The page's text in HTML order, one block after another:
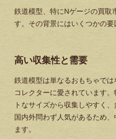
鉄道模型、特にNゲージの買取
す。その背景にはいくつかの要
高い収集性と需要
鉄道模型は単なるおもちゃで
コレクターに愛されています
トなサイズから収集しやすく
国内外問わず人気があるため
ます。